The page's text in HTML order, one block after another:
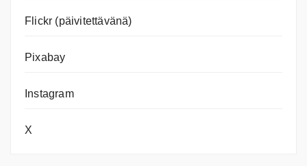
Flickr (päivitettävänä)
Pixabay
Instagram
X